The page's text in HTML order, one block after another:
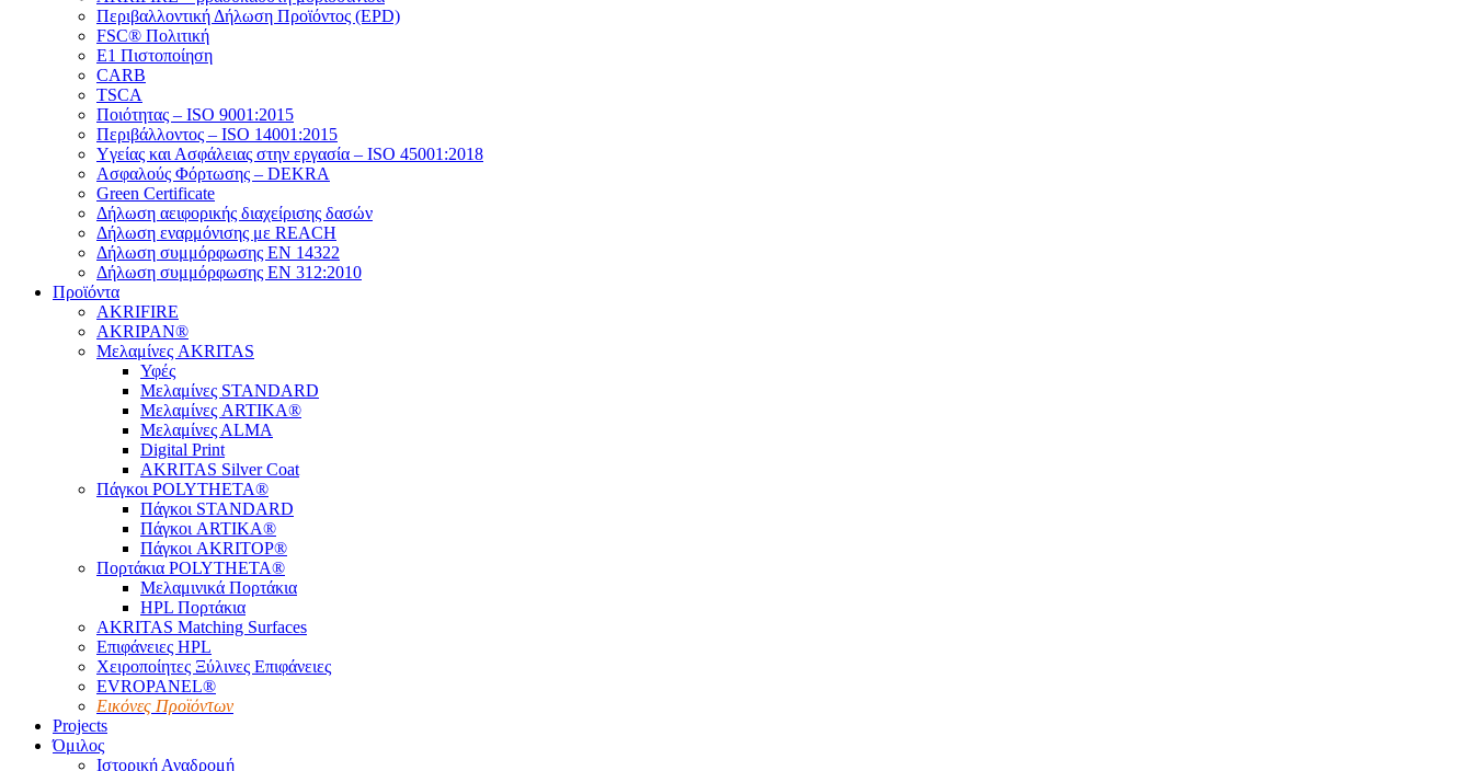
Περιβαλλοντική Δήλωση Προϊόντος (EPD)
FSC® Πολιτική
E1 Πιστοποίηση
CARB
TSCA
Πoιότητας – ISO 9001:2015
Περιβάλλοντος – ISO 14001:2015
Yγείας και Ασφάλειας στην εργασία – ISO 45001:2018
Ασφαλούς Φόρτωσης – DEKRA
Green Certificate
Δήλωση αειφορικής διαχείρισης δασών
Δήλωση εναρμόνισης με REACH
Δήλωση συμμόρφωσης EN 14322
Δήλωση συμμόρφωσης EN 312:2010
Προϊόντα
AKRIFIRE
AKRIPAN®
Μελαμίνες AKRITAS
Υφές
Μελαμίνες STANDARD
Μελαμίνες ARTIKA®
Μελαμίνες ΑLMA
Digital Print
AKRITAS Silver Coat
Πάγκοι POLYTHETA®
Πάγκοι STANDARD
Πάγκοι ARTIKA®
Πάγκοι AKRITOP®
Πορτάκια POLYTHETA®
Μελαμινικά Πορτάκια
HPL Πορτάκια
AKRITAS Matching Surfaces
Επιφάνειες HPL
Χειροποίητες Ξύλινες Επιφάνειες
EVROPANEL®
Εικόνες Προϊόντων
Projects
Όμιλος
Ιστορική Αναδρομή